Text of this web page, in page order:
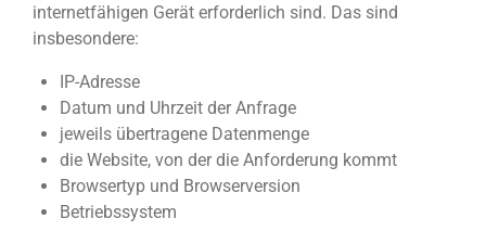
internetfähigen Gerät erforderlich sind. Das sind
insbesondere:
IP-Adresse
Datum und Uhrzeit der Anfrage
jeweils übertragene Datenmenge
die Website, von der die Anforderung kommt
Browsertyp und Browserversion
Betriebssystem